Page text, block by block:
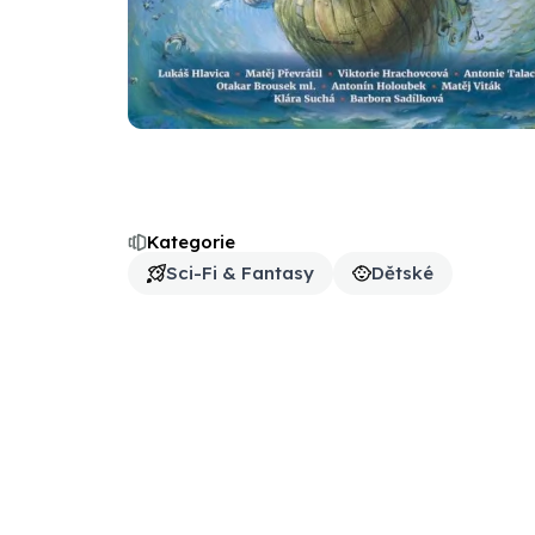
Kategorie
Sci-Fi & Fantasy
Dětské